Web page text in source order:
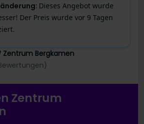
: Dieses Angebot wurde
Der Preis wurde vor 9 Tagen
Zentrum Bergkamen
)
Zentrum